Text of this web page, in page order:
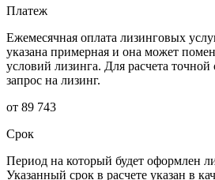
Платеж
Ежемесячная оплата лизинговых
указана примерная и она может
условий лизинга. Для расчета точной
запрос на лизинг.
от 89 743
Срок
Период на который будет оформлен
Указанный срок в расчете указан в